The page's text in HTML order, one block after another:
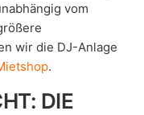
vom
wir die DJ-Anlage
.
DIE